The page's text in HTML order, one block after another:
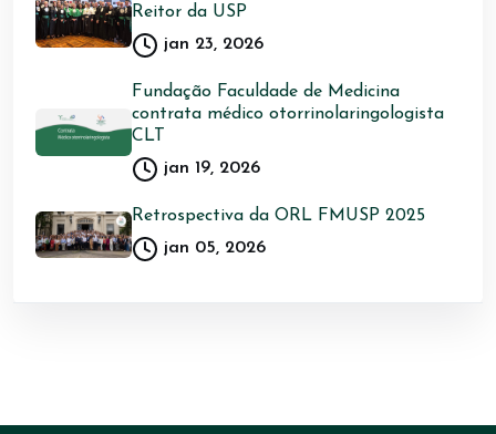
Reitor da USP
jan 23, 2026
Fundação Faculdade de Medicina
contrata médico otorrinolaringologista
CLT
jan 19, 2026
Retrospectiva da ORL FMUSP 2025
jan 05, 2026